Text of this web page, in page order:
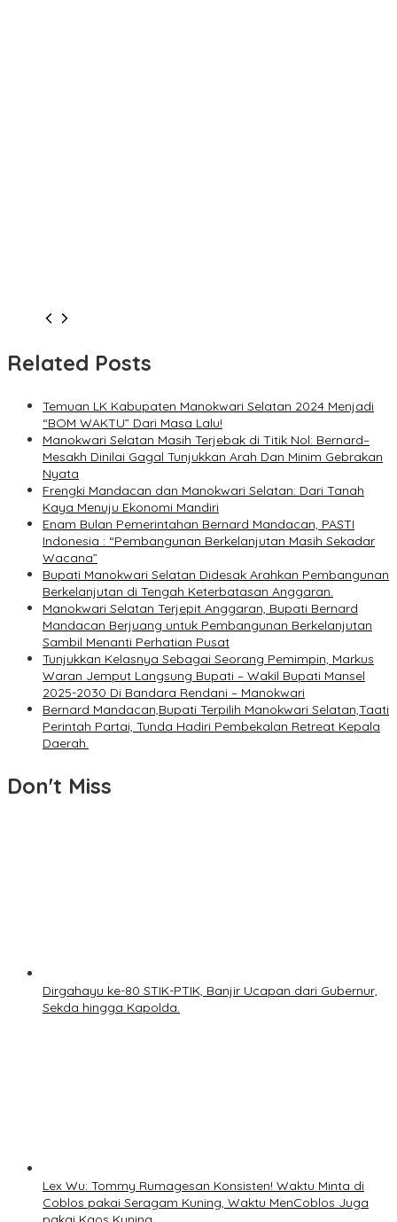
Related Posts
Temuan LK Kabupaten Manokwari Selatan 2024 Menjadi
“BOM WAKTU” Dari Masa Lalu!
Manokwari Selatan Masih Terjebak di Titik Nol: Bernard–
Mesakh Dinilai Gagal Tunjukkan Arah Dan Minim Gebrakan
Nyata
Frengki Mandacan dan Manokwari Selatan: Dari Tanah
Kaya Menuju Ekonomi Mandiri
Enam Bulan Pemerintahan Bernard Mandacan, PASTI
Indonesia : “Pembangunan Berkelanjutan Masih Sekadar
Wacana”
Bupati Manokwari Selatan Didesak Arahkan Pembangunan
Berkelanjutan di Tengah Keterbatasan Anggaran.
Manokwari Selatan Terjepit Anggaran, Bupati Bernard
Mandacan Berjuang untuk Pembangunan Berkelanjutan
Sambil Menanti Perhatian Pusat
Tunjukkan Kelasnya Sebagai Seorang Pemimpin, Markus
Waran Jemput Langsung Bupati – Wakil Bupati Mansel
2025-2030 Di Bandara Rendani – Manokwari
Bernard Mandacan,Bupati Terpilih Manokwari Selatan,Taati
Perintah Partai, Tunda Hadiri Pembekalan Retreat Kepala
Daerah.
Don't Miss
Dirgahayu ke-80 STIK-PTIK, Banjir Ucapan dari Gubernur,
Sekda hingga Kapolda.
Lex Wu: Tommy Rumagesan Konsisten! Waktu Minta di
Coblos pakai Seragam Kuning, Waktu MenCoblos Juga